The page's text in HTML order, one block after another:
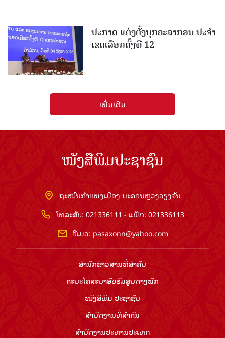
ປະກາດ ແຕ່ງຕັ້ງບຸກຄະລາກອນ ປະຈໍາ
ເຂດເລືອກຕັ້ງທີ 12
ເພີ່ມເຕີມ
ໜັງສືພິມປະຊາຊົນ
ຖະໜົນກຳແພງເມືອງ ນະຄອນຫຼວງວຽງຈັນ
ໂທລະສັບ: 021336111 - ແຟັກ: 021336113
ອີເມວ: pasaxonn@yahoo.com
ສຳ​ນັກ​ຂ່າວ​ສານ​ທີ່​ສຳ​ຄັນ​
ຄະນະໂຄສະນາອົບຮົມ​ສູນ​ກາງ​ພັກ
ໜັງສືພິມ ປະ​ຊາ​ຊົນ
ສຳ​ນັກ​ງານ​ທີ່​ສຳ​ຄັນ
ສຳ​ນັກ​ງານ​ປະ​ທານ​ປະ​ເທດ